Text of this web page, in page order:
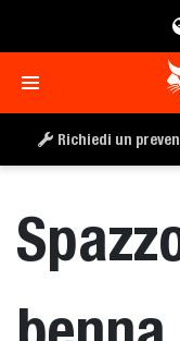
Richiedi un
RICHIEDI